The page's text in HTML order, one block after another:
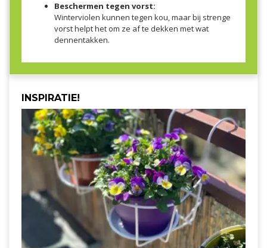
Beschermen tegen vorst:
Winterviolen kunnen tegen kou, maar bij strenge
vorst helpt het om ze af te dekken met wat
dennentakken.
INSPIRATIE!